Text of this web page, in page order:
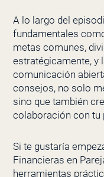
A lo largo del
fundamentales
metas comunes,
estratégicamente, y
comunicación
consejos, no solo
sino que también
colaboración con tu
Si te gustaría
Financieras en
herramientas